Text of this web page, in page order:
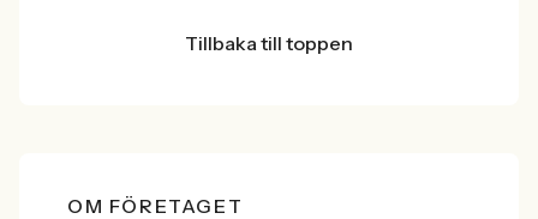
Tillbaka till toppen
OM FÖRETAGET